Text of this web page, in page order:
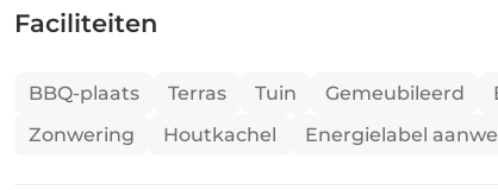
Faciliteiten
BBQ-plaats Terras Tuin Gemeubileerd
Zonwering
Houtkachel Energielabel